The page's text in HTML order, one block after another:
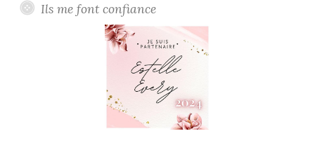
Ils me font confiance